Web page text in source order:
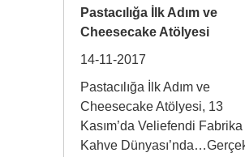
Pastacılığa İlk Adım ve
Cheesecake Atölyesi
14-11-2017
Pastacılığa İlk Adım ve
Cheesecake Atölyesi, 13
Kasım’da Veliefendi Fabrika
Kahve